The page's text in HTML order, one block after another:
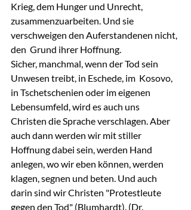
Krieg, dem Hunger und Unrecht,
zusammenzuarbeiten. Und sie
verschweigen den Auferstandenen nicht,
den  Grund ihrer Hoffnung.
Sicher, manchmal, wenn der Tod sein
Unwesen treibt, in Eschede, im  Kosovo,
in Tschetschenien oder im eigenen
Lebensumfeld, wird es auch uns
Christen die Sprache verschlagen. Aber
auch dann werden wir mit stiller
Hoffnung dabei sein, werden Hand
anlegen, wo wir eben können, werden
klagen, segnen und beten. Und auch
darin sind wir Christen "Protestleute
gegen den Tod" (Blumhardt). (Dr.